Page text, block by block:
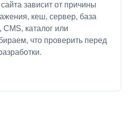
зависит от причины
кеш, сервер, база
каталог или
что проверить перед